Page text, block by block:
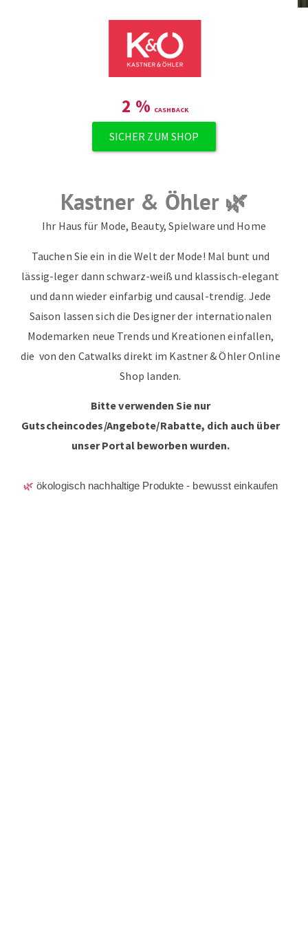
2 %
SICHER ZUM SHOP
Kastner & Öhler 🌿
Ihr Haus für Mode, Beauty, Spielware und Home
Tauchen Sie ein in die Welt der Mode! Mal bunt und
lässig-leger dann schwarz-weiß und klassisch-elegant
und dann wieder einfarbig und causal-trendig. Jede
Saison lassen sich die Designer der internationalen
Modemarken neue Trends und Kreationen einfallen,
die von den Catwalks direkt im Kastner & Öhler Online
Shop landen.
Bitte verwenden Sie nur
Gutscheincodes/Angebote/Rabatte, dich auch über
unser Portal beworben wurden.
🌿 ökologisch nachhaltige Produkte - bewusst einkaufen